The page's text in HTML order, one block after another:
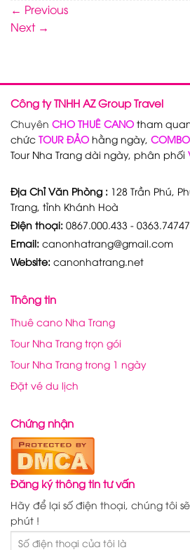
← Previous
Next →
Công ty TNHH AZ Group Travel
Chuyên CHO THUÊ CANO tham
chức TOUR ĐẢO hằng ngày,
Tour Nha Trang dài ngày, phân phối
Địa Chỉ Văn Phòng : 128 Trần Phú,
Trang, tỉnh Khánh Hoà
Điện thoại: 0867.000.433 -
Email: canonhatrang@gmail.com
Website: canonhatrang.net
Thông tin
Thuê cano Nha Trang
Tour Nha Trang trọn gói
Tour Nha Trang trong 1 ngày
Đặt vé du lịch
Chứng nhận
Đăng ký thông tin tư vấn
Hãy để lại số điện thoại, chúng tôi
phút !